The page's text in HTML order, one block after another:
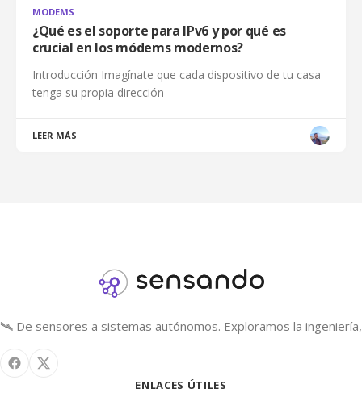
MODEMS
¿Qué es el soporte para IPv6 y por qué es
crucial en los módems modernos?
Introducción Imagínate que cada dispositivo de tu casa
tenga su propia dirección
LEER MÁS
🛰️ De sensores a sistemas autónomos. Exploramos la
ENLACES ÚTILES